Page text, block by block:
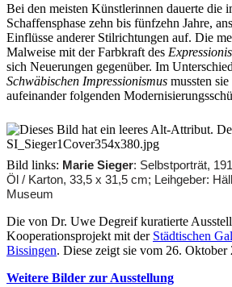
Bei den meisten Künstlerinnen dauerte die
Schaffensphase zehn bis fünfzehn Jahre,
Einflüsse anderer Stilrichtungen auf. Die
Malweise mit der Farbkraft des
sich Neuerungen gegenüber. Im
Schwäbischen Impressionismus mussten
aufeinander folgenden
Bild links: Marie Sieger: Selbstporträt,
Öl / Karton, 33,5 x 31,5 cm; Leihgeber:
Museum
Die von Dr. Uwe Degreif kuratierte
Kooperationsprojekt mit der Städtischen
Bissingen. Diese zeigt sie vom 26.
Weitere Bilder zur Ausstellung